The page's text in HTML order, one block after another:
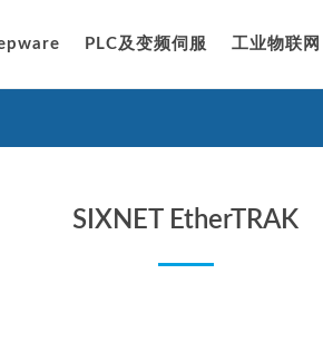
PLC及变频伺服 工业物联网
SIXNET EtherTRAK